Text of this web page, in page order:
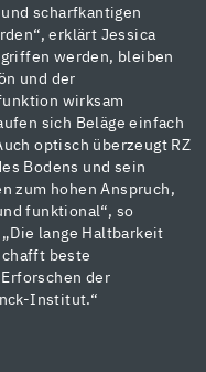
scharfkantigen
erklärt Jessica
werden, bleiben
und der
wirksam
sich Beläge einfach
optisch überzeugt RZ
Bodens und sein
zum hohen Anspruch,
funktional“, so
lange Haltbarkeit
beste
der
Institut.“